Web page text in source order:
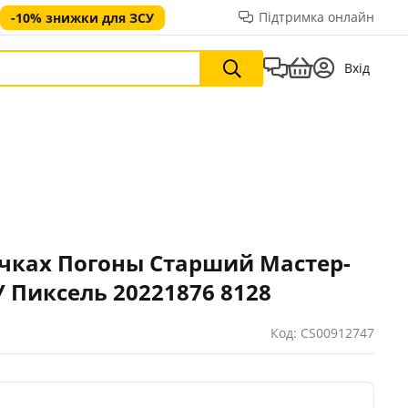
-10% знижки для ЗСУ Підтримка онлайн
Вхід
Погоны Старший Мастер-
20221876 8128
Код: CS00912747